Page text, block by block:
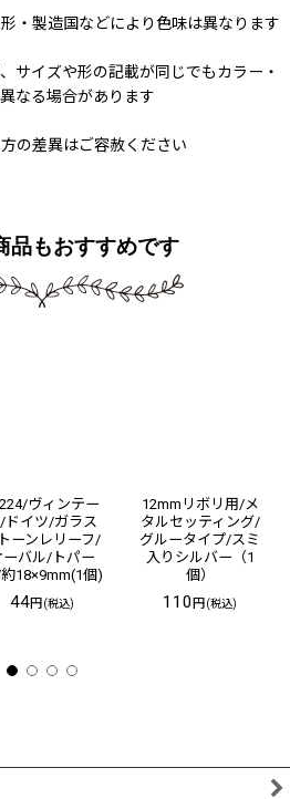
・製造国などにより色味は異なります
サイズや形の記載が同じでもカラー・
なる場合があります
の差異はご容赦ください
品もおすすめです
ヴィンテー
ドイツ/ガラス
ーンレリーフ/
ーバル/トパー
18×9mm(1個)
44円(税込)
12mmリボリ用/メ
タルセッティング/
グルータイプ/スミ
入りシルバー（1
個）
110円(税込)